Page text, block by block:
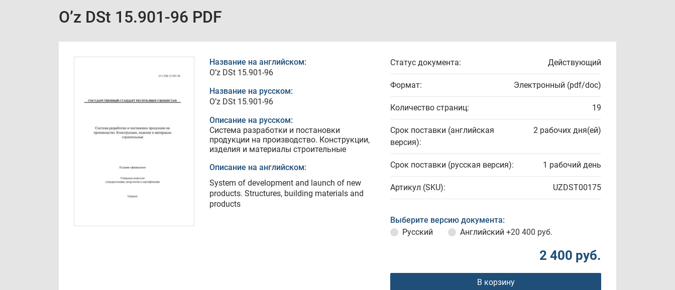
O’z DSt 15.901-96 PDF
Название на английском:
O’z DSt 15.901-96
Название на русском:
O’z DSt 15.901-96
Описание на русском:
Система разработки и постановки
продукции на производство. Конструкции,
изделия и материалы строительные
Описание на английском:
System of development and launch of new
products. Structures, building materials and
products
Статус документа: Действующий
Формат: Электронный (pdf/doc)
Количество страниц: 19
Срок поставки (английская
версия):
2 рабочих дня(ей)
Срок поставки (русская версия): 1 рабочий день
Артикул (SKU): UZDST00175
Выберите версию документа:
Русский
Английский +20 400 руб.
2 400 руб.
В корзину